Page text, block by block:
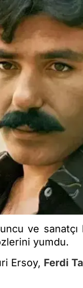
ve sanatçı
yumdu.
Ersoy, Ferdi